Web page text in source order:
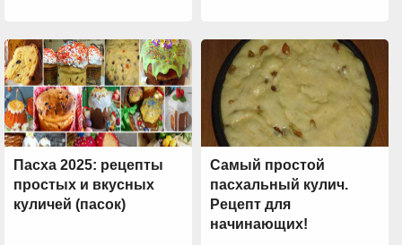
Пасха 2025: рецепты
простых и вкусных
куличей (пасок)
Самый простой
пасхальный кулич.
Рецепт для
начинающих!